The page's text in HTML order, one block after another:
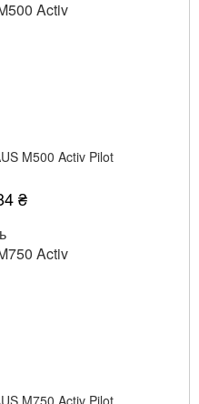
M500 Activ Pilot
₴
M750 Activ Pilot